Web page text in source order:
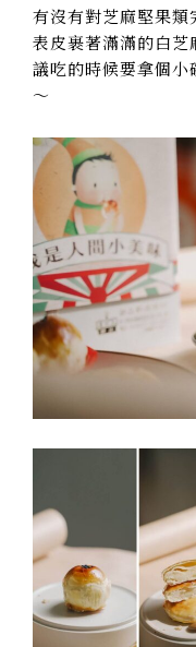
有沒有對芝麻堅果
表皮裹著滿滿的白
議吃的時候要拿個
～